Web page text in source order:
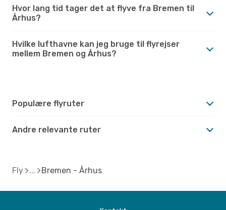
Hvor lang tid tager det at flyve fra Bremen til
Århus?
Hvilke lufthavne kan jeg bruge til flyrejser
mellem Bremen og Århus?
Populære flyruter
Andre relevante ruter
Fly Bremen - Århus